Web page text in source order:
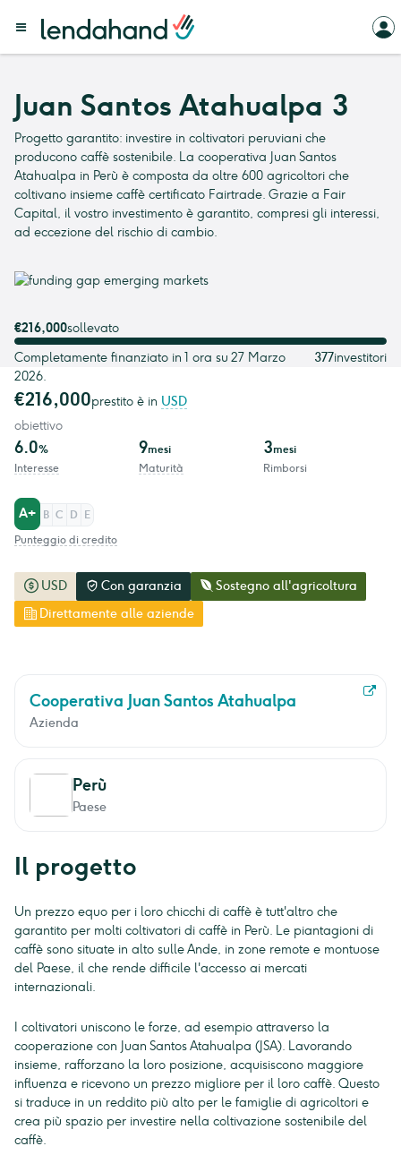
Juan Santos Atahualpa 3
Progetto garantito: investire in coltivatori peruviani che
producono caffè sostenibile. La cooperativa Juan Santos
Atahualpa in Perù è composta da oltre 600 agricoltori che
coltivano insieme caffè certificato Fairtrade. Grazie a Fair
Capital, il vostro investimento è garantito, compresi gli interessi,
ad eccezione del rischio di cambio.
Cooperativa Juan Santos Atahualpa
Azienda
Perù
Paese
Il progetto
Un prezzo equo per i loro chicchi di caffè è tutt'altro che
garantito per molti coltivatori di caffè in Perù. Le piantagioni di
caffè sono situate in alto sulle Ande, in zone remote e montuose
del Paese, il che rende difficile l'accesso ai mercati
internazionali.
I coltivatori uniscono le forze, ad esempio attraverso la
cooperazione con Juan Santos Atahualpa (JSA). Lavorando
insieme, rafforzano la loro posizione, acquisiscono maggiore
influenza e ricevono un prezzo migliore per il loro caffè. Questo
si traduce in un reddito più alto per le famiglie di agricoltori e
crea più spazio per investire nella coltivazione sostenibile del
caffè.
€216,000sollevato
Completamente finanziato in 1 ora su 27 Marzo
2026.
377investitori
€216,000prestito è in USD
obiettivo
6.0%
Interesse
9mesi
Maturità
3mesi
Rimborsi
A+ B C D
E
Punteggio di credito
USD Con garanzia
Sostegno all'agricoltura
Direttamente alle aziende